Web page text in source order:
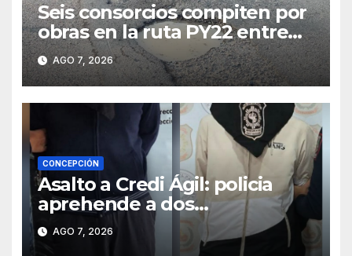
Seis consorcios compiten por
obras en la ruta PY22 entre
Concepción y Vallemí
AGO 7, 2026
CONCEPCIÓN
Asalto a Credi Ágil: policia
aprehende a dos
sospechosos e incauta
evidencias en Concepción
AGO 7, 2026